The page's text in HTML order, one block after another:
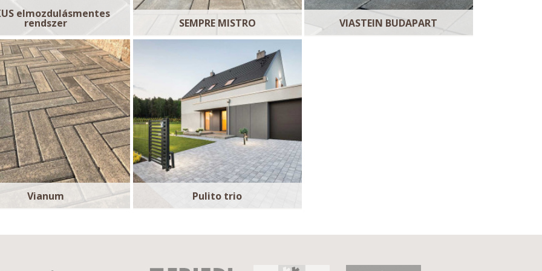
elmozdulásmentes
rendszer SEMPRE MISTRO VIASTEIN BUDAPART
Vianum Pulito trio